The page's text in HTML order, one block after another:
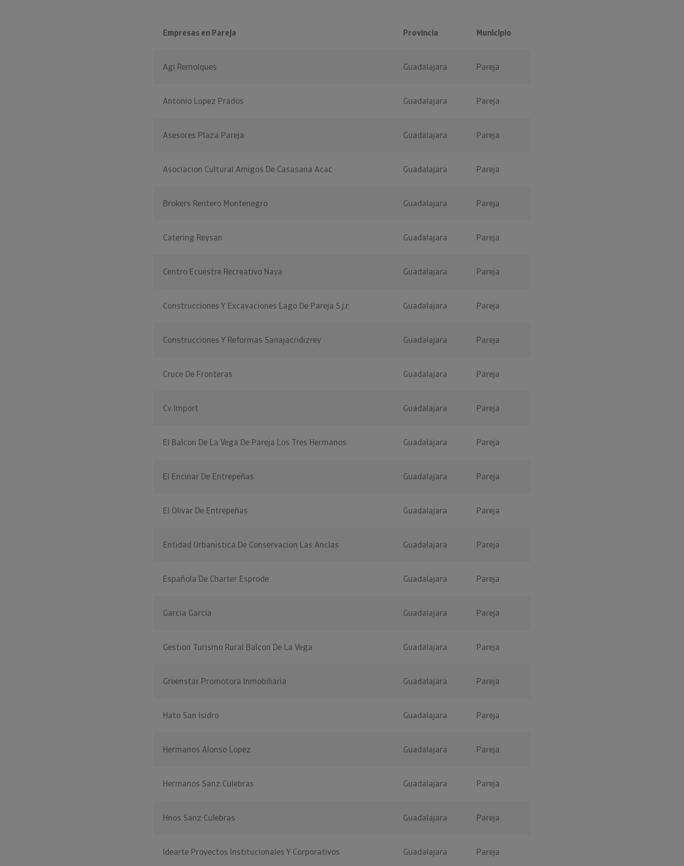
Empresas en Pareja Provincia Municipio
Agi Remolques Guadalajara Pareja
Antonio Lopez Prados Guadalajara Pareja
Asesores Plaza Pareja Guadalajara Pareja
Asociacion Cultural Amigos De Casasana Acac Guadalajara Pareja
Brokers Rentero Montenegro Guadalajara Pareja
Catering Reysan Guadalajara Pareja
Centro Ecuestre Recreativo Naya Guadalajara Pareja
Construcciones Y Excavaciones Lago De Pareja S.j.r. Guadalajara Pareja
Construcciones Y Reformas Sanajacridizrey Guadalajara Pareja
Cruce De Fronteras Guadalajara Pareja
Cv Import Guadalajara Pareja
El Balcon De La Vega De Pareja Los Tres Hermanos Guadalajara Pareja
El Encinar De Entrepeñas Guadalajara Pareja
El Olivar De Entrepeñas Guadalajara Pareja
Entidad Urbanistica De Conservacion Las Anclas Guadalajara Pareja
Española De Charter Esprode Guadalajara Pareja
Garcia Garcia Guadalajara Pareja
Gestion Turismo Rural Balcon De La Vega Guadalajara Pareja
Greenstar Promotora Inmobiliaria Guadalajara Pareja
Hato San Isidro Guadalajara Pareja
Hermanos Alonso Lopez Guadalajara Pareja
Hermanos Sanz Culebras Guadalajara Pareja
Hnos Sanz Culebras Guadalajara Pareja
Idearte Proyectos Institucionales Y Corporativos Guadalajara Pareja